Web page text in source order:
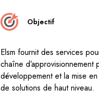
Objectif
Elsm fournit des services
chaîne d’approvisionnement
développement et la mise
de solutions de haut niveau.